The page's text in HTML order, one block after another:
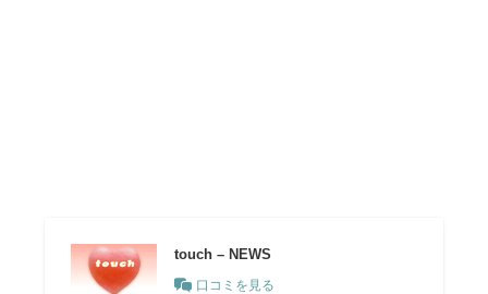
touch – NEWS
口コミを見る